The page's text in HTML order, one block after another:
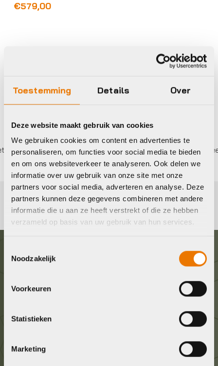
Toestemming Details Over
Deze website maakt gebruik van cookies
We gebruiken cookies om content en advertenties te
personaliseren, om functies voor social media te bieden
en om ons websiteverkeer te analyseren. Ook delen we
informatie over uw gebruik van onze site met onze
partners voor social media, adverteren en analyse. Deze
partners kunnen deze gegevens combineren met andere
informatie die u aan ze heeft verstrekt of die ze hebben
verzameld op basis van uw gebruik van hun services.
Noodzakelijk
Voorkeuren
Statistieken
Marketing
€579,00
0%rente Eigen werkplaats met gecertificeerd
Graag in contact komen?
Wij staan voor je klaar! Neem contact op via de